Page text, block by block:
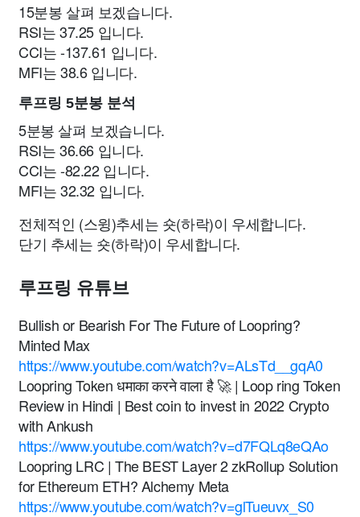
15분봉 살펴 보겠습니다.
RSI는 37.25 입니다.
CCI는 -137.61 입니다.
MFI는 38.6 입니다.
루프링 5분봉 분석
5분봉 살펴 보겠습니다.
RSI는 36.66 입니다.
CCI는 -82.22 입니다.
MFI는 32.32 입니다.
전체적인 (스윙)추세는 숏(하락)이 우세합니다.
단기 추세는 숏(하락)이 우세합니다.
루프링 유튜브
Bullish or Bearish For The Future of Loopring?
Minted Max
https://www.youtube.com/watch?v=ALsTd__gqA0
Loopring Token धमाका करने वाला है 🚀 | Loop ring Token
Review in Hindi | Best coin to invest in 2022 Crypto
with Ankush
https://www.youtube.com/watch?v=d7FQLq8eQAo
Loopring LRC | The BEST Layer 2 zkRollup Solution
for Ethereum ETH? Alchemy Meta
https://www.youtube.com/watch?v=glTueuvx_S0